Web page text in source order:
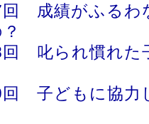
回 成績がふるわ
回 叱られ慣れた
回 子どもに協力